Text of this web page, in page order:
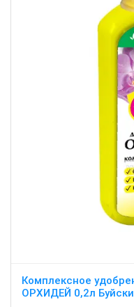
Комплексное
ОРХИДЕЙ 0,2л